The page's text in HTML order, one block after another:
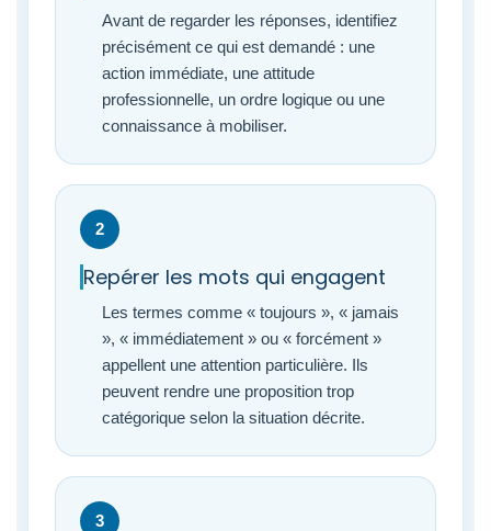
Avant de regarder les réponses, identifiez
précisément ce qui est demandé : une
action immédiate, une attitude
professionnelle, un ordre logique ou une
connaissance à mobiliser.
2
Repérer les mots qui engagent
Les termes comme « toujours », « jamais
», « immédiatement » ou « forcément »
appellent une attention particulière. Ils
peuvent rendre une proposition trop
catégorique selon la situation décrite.
3